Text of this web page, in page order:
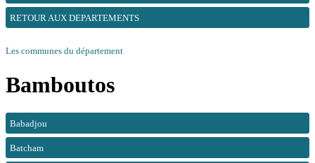
RETOUR AUX DEPARTEMENTS
Les communes du département
Bamboutos
Babadjou
Batcham